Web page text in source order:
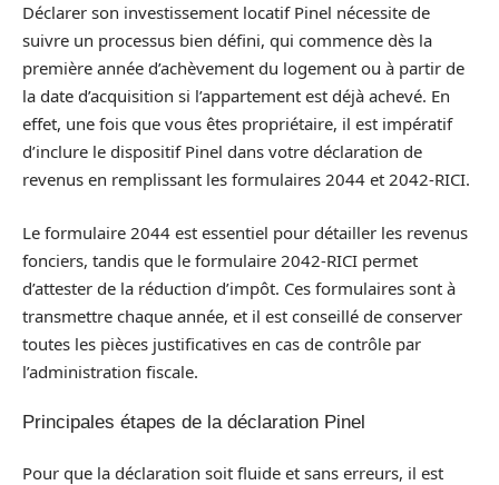
Déclarer son investissement locatif Pinel nécessite de
suivre un processus bien défini, qui commence dès la
première année d’achèvement du logement ou à partir de
la date d’acquisition si l’appartement est déjà achevé. En
effet, une fois que vous êtes propriétaire, il est impératif
d’inclure le dispositif Pinel dans votre déclaration de
revenus en remplissant les formulaires 2044 et 2042-RICI.
Le formulaire 2044 est essentiel pour détailler les revenus
fonciers, tandis que le formulaire 2042-RICI permet
d’attester de la réduction d’impôt. Ces formulaires sont à
transmettre chaque année, et il est conseillé de conserver
toutes les pièces justificatives en cas de contrôle par
l’administration fiscale.
Principales étapes de la déclaration Pinel
Pour que la déclaration soit fluide et sans erreurs, il est